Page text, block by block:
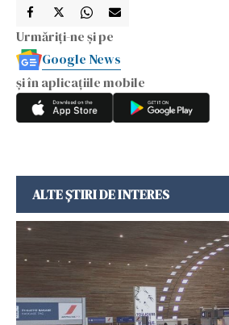
Urmăriți-ne și pe
Google News
și în aplicațiile mobile
ALTE ȘTIRI DE INTERES